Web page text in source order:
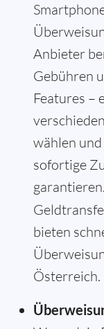
Anbieter
Gebühren
Features –
wählen
sofortige
bieten
Österreich.